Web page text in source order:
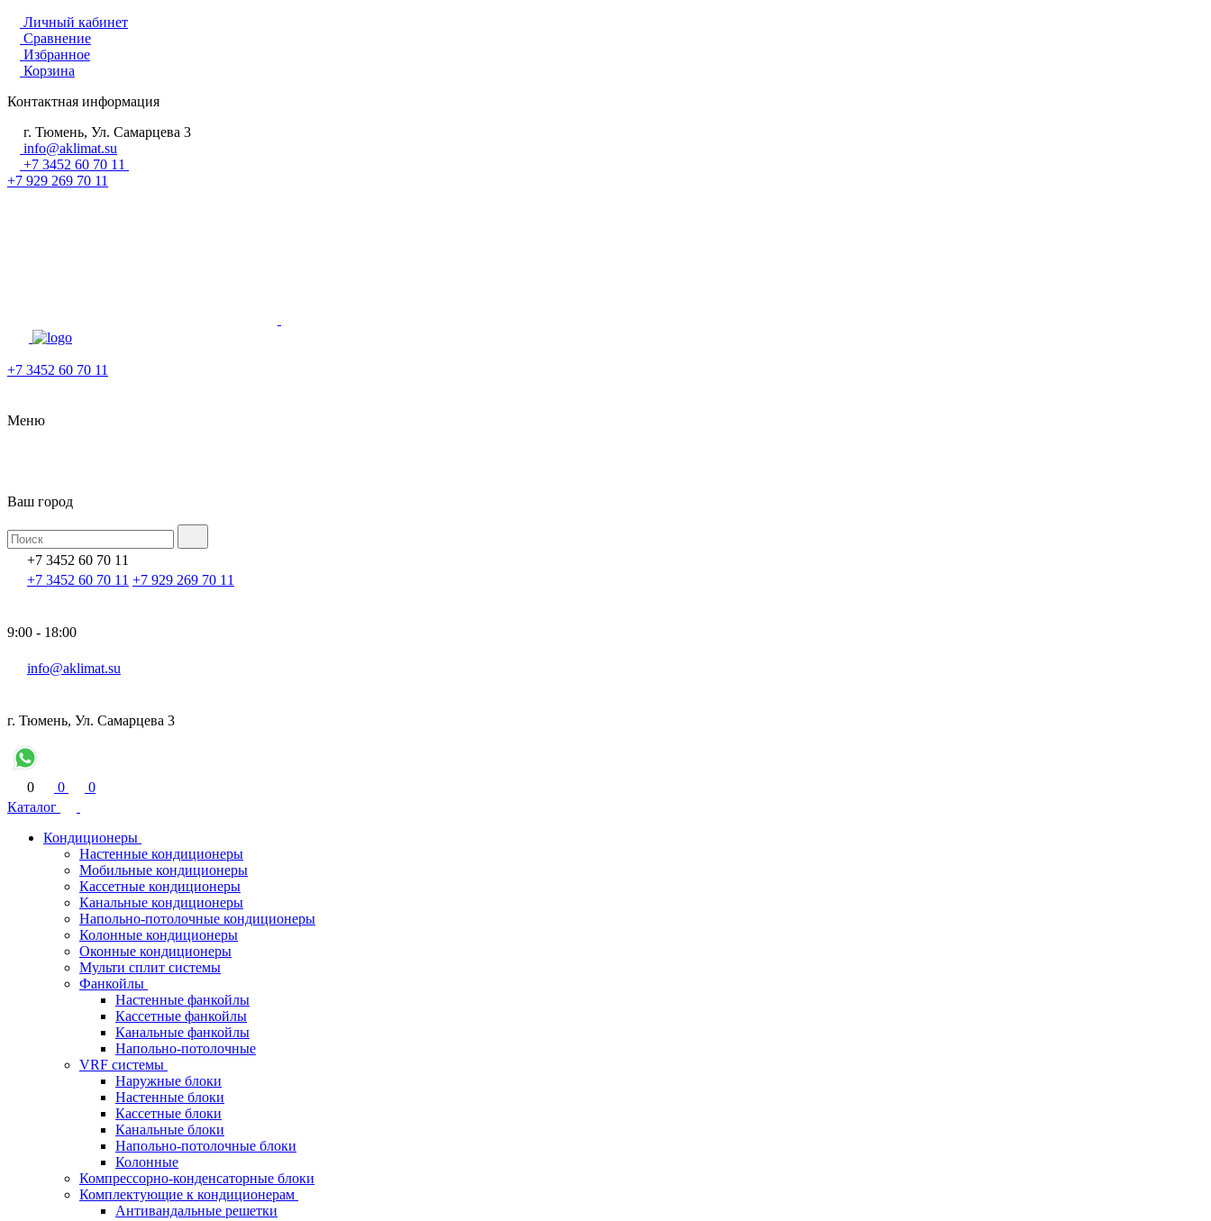
Личный кабинет
Сравнение
Избранное
Корзина
Контактная информация
г. Тюмень, Ул. Самарцева 3
info@aklimat.su
+7 3452 60 70 11
+7 929 269 70 11
+7 3452 60 70 11
Меню
Ваш город
+7 3452 60 70 11
+7 3452 60 70 11 +7 929 269 70 11
9:00 - 18:00
info@aklimat.su
г. Тюмень, Ул. Самарцева 3
0 0
0
Каталог
Кондиционеры
Настенные кондиционеры
Мобильные кондиционеры
Кассетные кондиционеры
Канальные кондиционеры
Напольно-потолочные кондиционеры
Колонные кондиционеры
Оконные кондиционеры
Мульти сплит системы
Фанкойлы
Настенные фанкойлы
Кассетные фанкойлы
Канальные фанкойлы
Напольно-потолочные
VRF системы
Наружные блоки
Настенные блоки
Кассетные блоки
Канальные блоки
Напольно-потолочные блоки
Колонные
Компрессорно-конденсаторные блоки
Комплектующие к кондиционерам
Антивандальные решетки